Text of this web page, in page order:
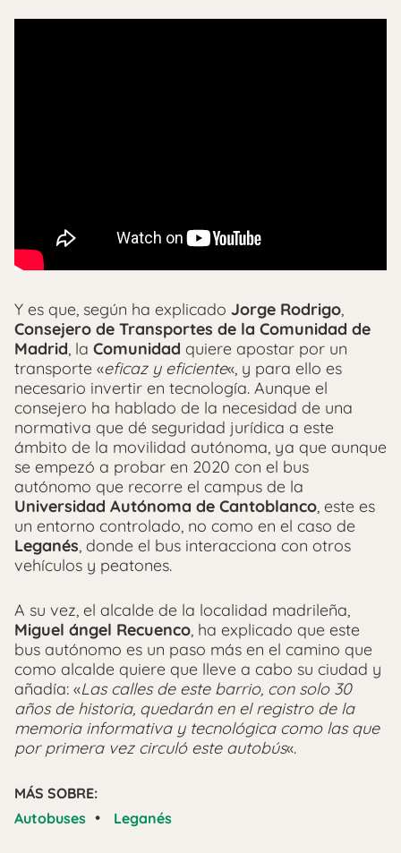
Y es que, según ha explicado Jorge Rodrigo,
Consejero de Transportes de la Comunidad de
Madrid, la Comunidad quiere apostar por un
transporte «eficaz y eficiente«, y para ello es
necesario invertir en tecnología. Aunque el
consejero ha hablado de la necesidad de una
normativa que dé seguridad jurídica a este
ámbito de la movilidad autónoma, ya que aunque
se empezó a probar en 2020 con el bus
autónomo que recorre el campus de la
Universidad Autónoma de Cantoblanco, este es
un entorno controlado, no como en el caso de
Leganés, donde el bus interacciona con otros
vehículos y peatones.
A su vez, el alcalde de la localidad madrileña,
Miguel ángel Recuenco, ha explicado que este
bus autónomo es un paso más en el camino que
como alcalde quiere que lleve a cabo su ciudad y
añadía: «Las calles de este barrio, con solo 30
años de historia, quedarán en el registro de la
memoria informativa y tecnológica como las que
por primera vez circuló este autobús«.
MÁS SOBRE:
Autobuses • Leganés